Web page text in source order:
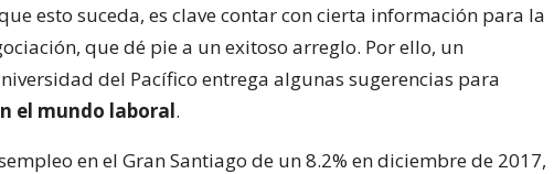
esto suceda, es clave contar con cierta información para la
que dé pie a un exitoso arreglo. Por ello, un
del Pacífico entrega algunas sugerencias para
el mundo laboral.
en el Gran Santiago de un 8.2% en diciembre de 2017,